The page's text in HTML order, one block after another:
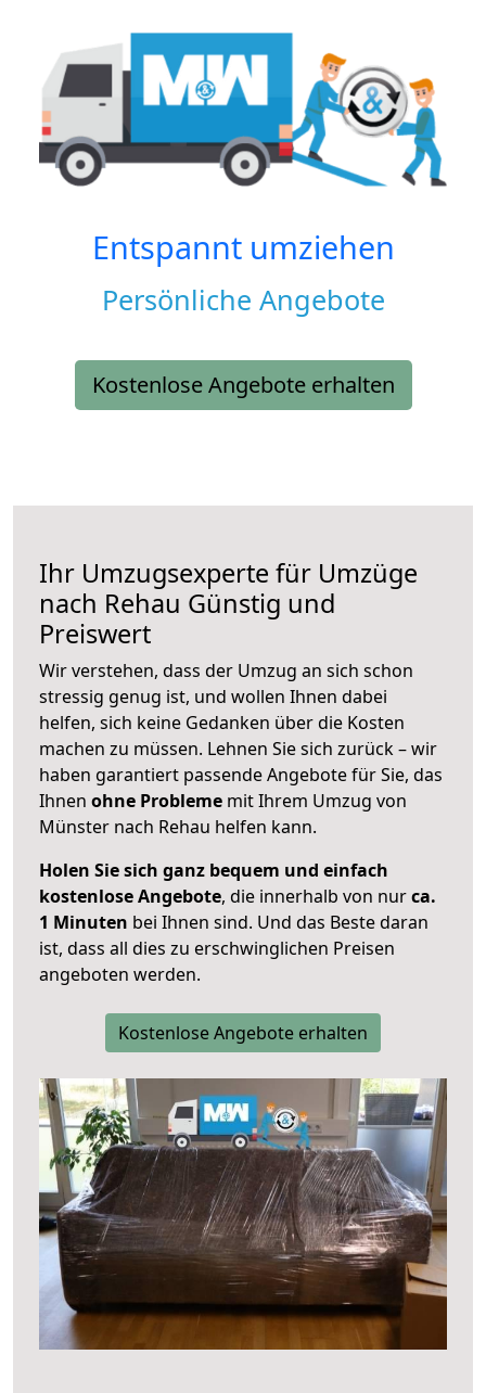
Entspannt umziehen
Persönliche Angebote
Kostenlose Angebote erhalten
Ihr Umzugsexperte für Umzüge
nach Rehau Günstig und
Preiswert
Wir verstehen, dass der Umzug an sich schon
stressig genug ist, und wollen Ihnen dabei
helfen, sich keine Gedanken über die Kosten
machen zu müssen. Lehnen Sie sich zurück – wir
haben garantiert passende Angebote für Sie, das
Ihnen ohne Probleme mit Ihrem Umzug von
Münster nach Rehau helfen kann.
Holen Sie sich ganz bequem und einfach
kostenlose Angebote, die innerhalb von nurca.
1 Minuten bei Ihnen sind. Und das Beste daran
ist, dass all dies zu erschwinglichen Preisen
angeboten werden.
Kostenlose Angebote erhalten